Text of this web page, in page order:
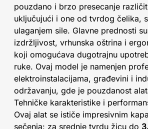
pouzdano i brzo presecanje
uključujući i one od tvrdog čelika,
ulaganjem sile. Glavne prednosti
izdržljivost, vrhunska oštrina i
koji omogućava dugotrajnu
ruke. Ovaj model je namenjen
elektroinstalacijama, građevini i
održavanju, gde je pouzdanost
Tehničke karakteristike i
Ovaj alat se ističe impresivnim
sečenja: za srednje tvrdu žicu do